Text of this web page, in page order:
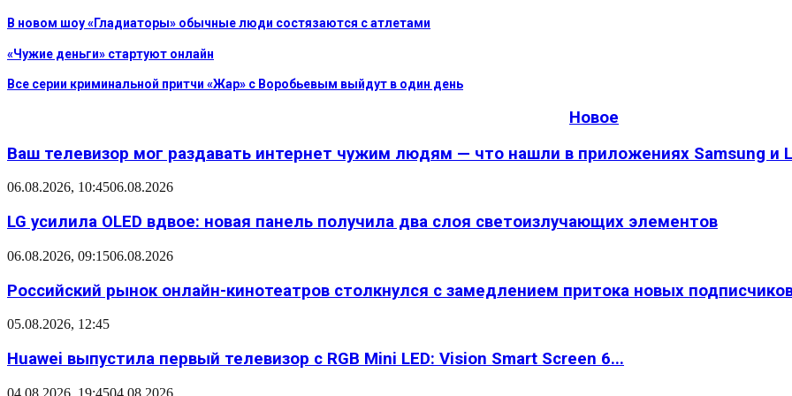
В новом шоу «Гладиаторы» обычные люди состязаются с атлетами
«Чужие деньги» стартуют онлайн
Все серии криминальной притчи «Жар» с Воробьевым выйдут в один день
Новое
Ваш телевизор мог раздавать интернет чужим людям — что нашли в приложениях Samsung и
06.08.2026, 10:4506.08.2026
LG усилила OLED вдвое: новая панель получила два слоя светоизлучающих элементов
06.08.2026, 09:1506.08.2026
Российский рынок онлайн-кинотеатров столкнулся с замедлением притока новых
05.08.2026, 12:45
Huawei выпустила первый телевизор с RGB Mini LED: Vision Smart Screen 6...
04.08.2026, 19:4504.08.2026